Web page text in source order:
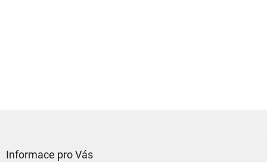
Informace pro Vás